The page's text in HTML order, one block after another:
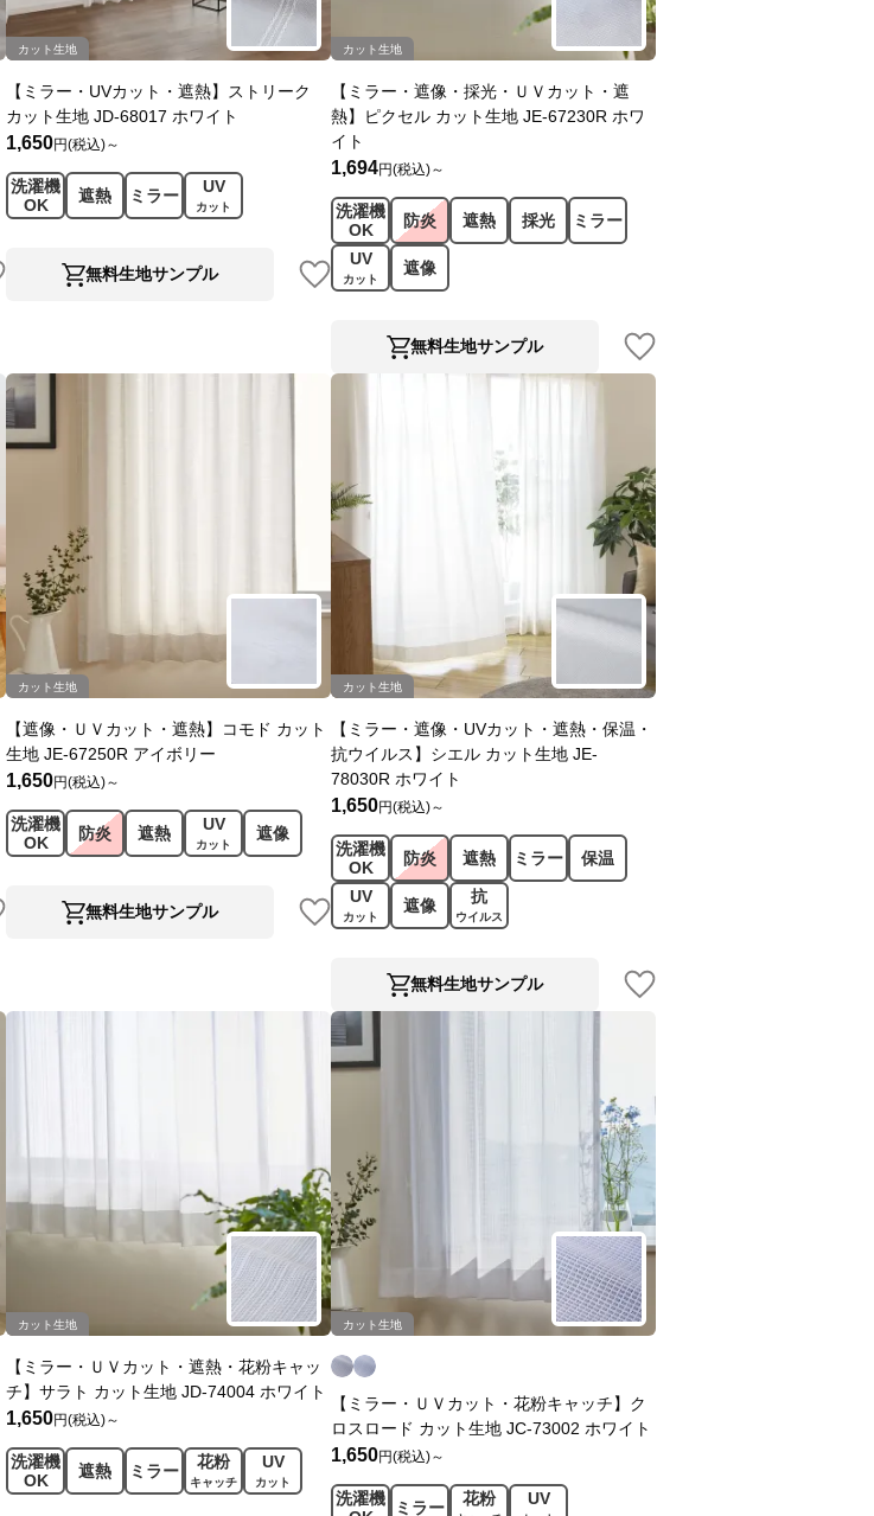
カット生地
【ミラー・UVカット・遮熱】ストリーク
カット生地 JD-68017 ホワイト
1,650円(税込)～
洗濯機
OK
遮熱 ミラー UV
カット
無料生地サンプル
カット生地
【ミラー・遮像・採光・ＵＶカット・遮
熱】ピクセル カット生地 JE-67230R ホワ
イト
1,694円(税込)～
洗濯機
OK
防炎 遮熱 採光
ミラー
UV
カット
遮像
無料生地サンプル
カット生地
【遮像・ＵＶカット・遮熱】コモド カット
生地 JE-67250R アイボリー
1,650円(税込)～
洗濯機
OK
防炎 遮熱 UV
カット
遮像
無料生地サンプル
カット生地
【ミラー・遮像・UVカット・遮熱・保温・
抗ウイルス】シエル カット生地 JE-
78030R ホワイト
1,650円(税込)～
洗濯機
OK
防炎 遮熱 ミラー
保温
UV
カット
遮像 抗
ウイルス
無料生地サンプル
カット生地
【ミラー・ＵＶカット・遮熱・花粉キャッ
チ】サラト カット生地 JD-74004 ホワイト
1,650円(税込)～
洗濯機
OK
遮熱 ミラー 花粉
キャッチ
UV
カット
カット生地
【ミラー・ＵＶカット・花粉キャッチ】ク
ロスロード カット生地 JC-73002 ホワイト
1,650円(税込)～
洗濯機
ミラー 花粉 UV